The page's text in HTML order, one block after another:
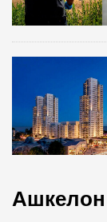
Ашкелон